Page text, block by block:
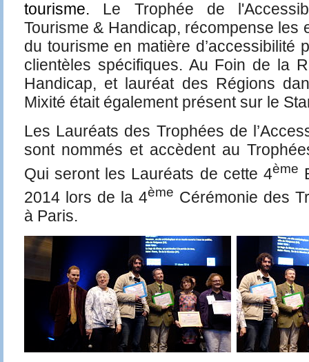
tourisme. Le Trophée de
Tourisme & Handicap, récompense les
du tourisme en matière d’accessibilité
clientèles spécifiques. Au Foin de la
Handicap, et lauréat des Régions
Mixité était également présent sur le
Les Lauréats des Trophées de
sont nommés et accèdent au
Qui seront les Lauréats de cette 4ème
2014 lors de la 4ème Cérémonie des
à Paris.